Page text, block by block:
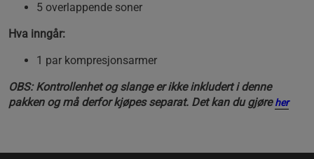
5 overlappende soner
Hva inngår:
1 par kompresjonsarmer
OBS: Kontrollenhet og slange er ikke inkludert i denne
pakken og må derfor kjøpes separat. Det kan du gjøreher